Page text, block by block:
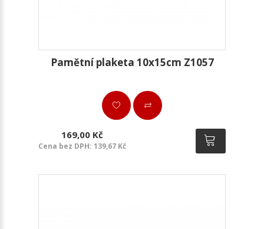
Pamětní plaketa 10x15cm Z1057
169,00 Kč
Cena bez DPH: 139,67 Kč